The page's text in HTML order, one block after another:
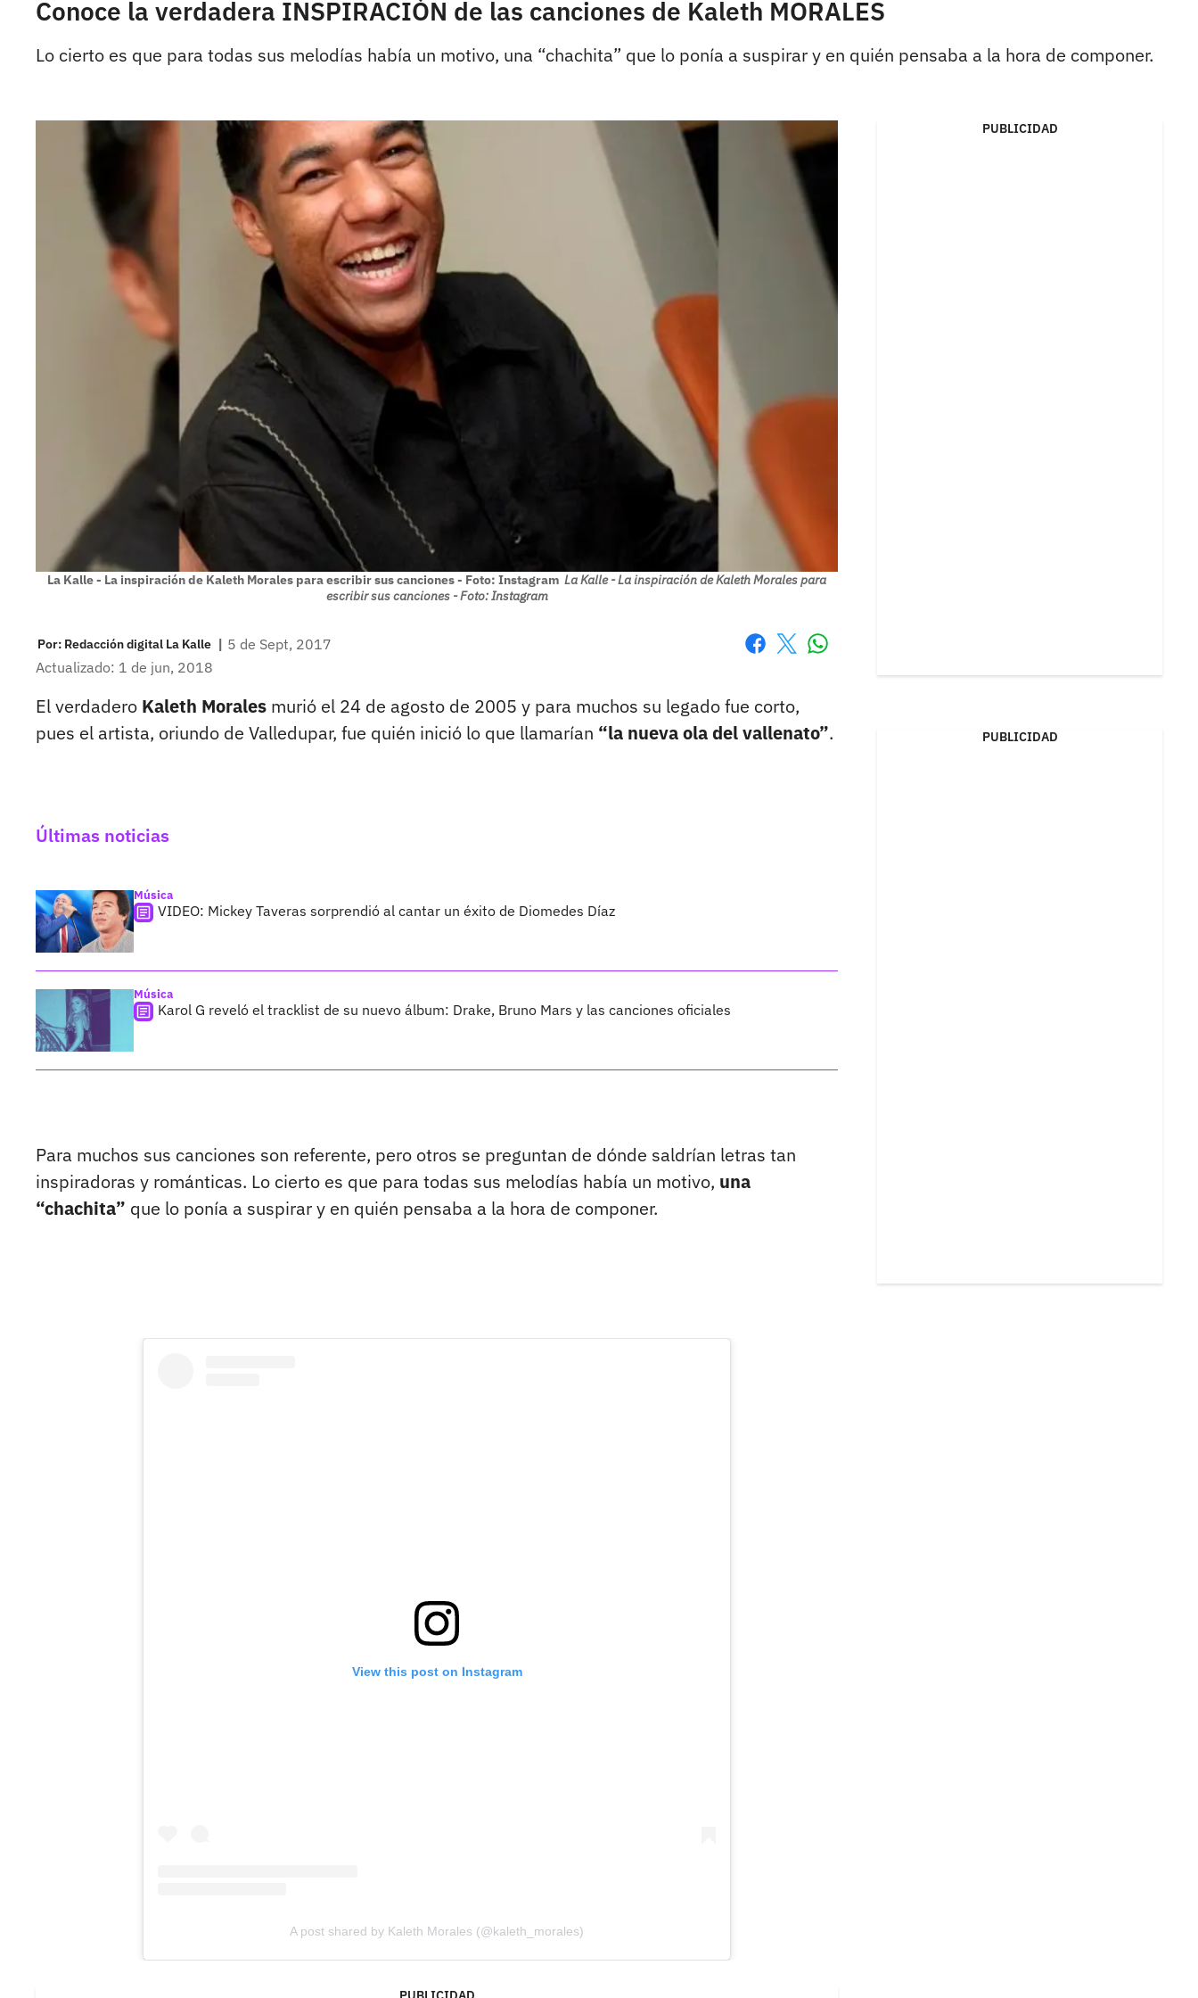
Conoce la verdadera INSPIRACIÓN de las canciones de Kaleth MORALES
Lo cierto es que para todas sus melodías había un motivo, una “chachita” que lo ponía a suspirar y en quién pensaba a la hora de componer.
La Kalle - La inspiración de Kaleth Morales para escribir sus canciones - Foto: Instagram La Kalle - La inspiración de Kaleth Morales para
escribir sus canciones - Foto: Instagram
Por: Redacción digital La Kalle | 5 de Sept, 2017
Actualizado: 1 de jun, 2018
El verdadero Kaleth Morales murió el 24 de agosto de 2005 y para muchos su legado fue corto,
pues el artista, oriundo de Valledupar, fue quién inició lo que llamarían “la nueva ola del vallenato”.
Últimas noticias
Música
VIDEO: Mickey Taveras sorprendió al cantar un éxito de Diomedes Díaz
Música
Karol G reveló el tracklist de su nuevo álbum: Drake, Bruno Mars y las canciones oficiales
Para muchos sus canciones son referente, pero otros se preguntan de dónde saldrían letras tan
inspiradoras y románticas. Lo cierto es que para todas sus melodías había un motivo, una
“chachita” que lo ponía a suspirar y en quién pensaba a la hora de componer.
View this post on Instagram
A post shared by Kaleth Morales (@kaleth_morales)
PUBLICIDAD
PUBLICIDAD